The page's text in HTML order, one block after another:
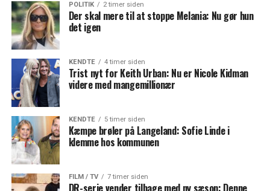
POLITIK 2 timer siden
Der skal mere til at stoppe Melania: Nu gør hun
det igen
KENDTE 4 timer siden
Trist nyt for Keith Urban: Nu er Nicole Kidman
videre med mangemillionær
KENDTE 5 timer siden
Kæmpe brøler på Langeland: Sofie Linde i
klemme hos kommunen
FILM / TV 7 timer siden
DR-serie vender tilbage med ny sæson: Denne